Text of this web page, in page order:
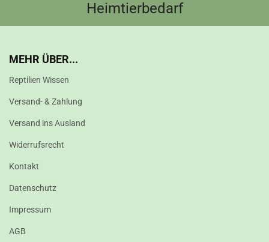
Heimtierbedarf
MEHR ÜBER...
Reptilien Wissen
Versand- & Zahlung
Versand ins Ausland
Widerrufsrecht
Kontakt
Datenschutz
Impressum
AGB